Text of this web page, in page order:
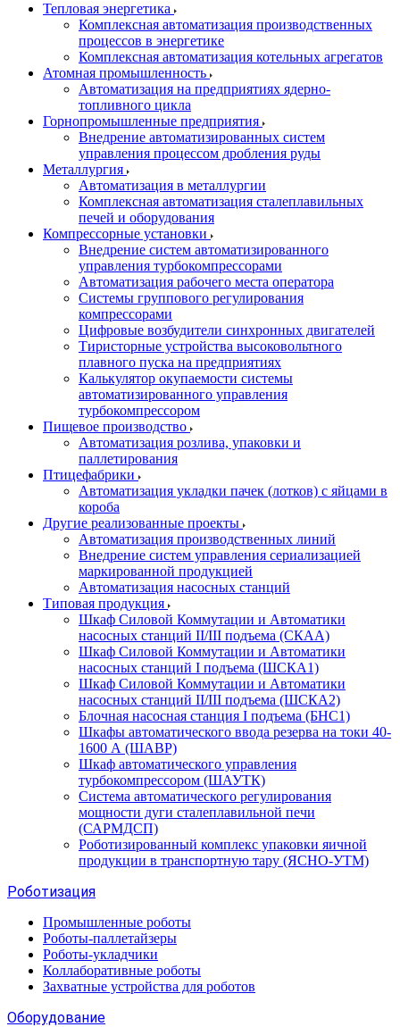
Тепловая энергетика
Комплексная автоматизация производственных
процессов в энергетике
Комплексная автоматизация котельных агрегатов
Атомная промышленность
Автоматизация на предприятиях ядерно-
топливного цикла
Горнопромышленные предприятия
Внедрение автоматизированных систем
управления процессом дробления руды
Металлургия
Автоматизация в металлургии
Комплексная автоматизация сталеплавильных
печей и оборудования
Компрессорные установки
Внедрение систем автоматизированного
управления турбокомпрессорами
Автоматизация рабочего места оператора
Системы группового регулирования
компрессорами
Цифровые возбудители синхронных двигателей
Тиристорные устройства высоковольтного
плавного пуска на предприятиях
Калькулятор окупаемости системы
автоматизированного управления
турбокомпрессором
Пищевое производство
Автоматизация розлива, упаковки и
паллетирования
Птицефабрики
Автоматизация укладки пачек (лотков) с яйцами в
короба
Другие реализованные проекты
Автоматизация производственных линий
Внедрение систем управления сериализацией
маркированной продукцией
Автоматизация насосных станций
Типовая продукция
Шкаф Силовой Коммутации и Автоматики
насосных станций II/III подъема (СКАА)
Шкаф Силовой Коммутации и Автоматики
насосных станций I подъема (ШСКА1)
Шкаф Силовой Коммутации и Автоматики
насосных станций II/III подъема (ШСКА2)
Блочная насосная станция I подъема (БНС1)
Шкафы автоматического ввода резерва на токи 40-
1600 А (ШАВР)
Шкаф автоматического управления
турбокомпрессором (ШАУТК)
Система автоматического регулирования
мощности дуги сталеплавильной печи
(САРМДСП)
Роботизированный комплекс упаковки яичной
продукции в транспортную тару (ЯСНО-УТМ)
Роботизация
Промышленные роботы
Роботы-паллетайзеры
Роботы-укладчики
Коллаборативные роботы
Захватные устройства для роботов
Оборудование